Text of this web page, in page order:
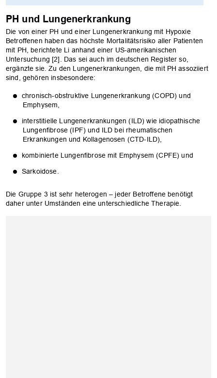
PH und Lungenerkrankung
Die von einer PH und einer Lungenerkrankung mit Hypoxie
Betroffenen haben das höchste Mortalitätsrisiko aller Patienten
mit PH, berichtete Li anhand einer US-amerikanischen
Untersuchung [2]. Das sei auch im deutschen Register so,
ergänzte sie. Zu den Lungenerkrankungen, die mit PH assoziiert
sind, gehören insbesondere:
chronisch-obstruktive Lungenerkrankung (COPD) und
Emphysem,
interstitielle Lungenerkrankungen (ILD) wie idiopathische
Lungenfibrose (IPF) und ILD bei rheumatischen
Erkrankungen und Kollagenosen (CTD-ILD),
kombinierte Lungenfibrose mit Emphysem (CPFE) und
Sarkoidose.
Die Gruppe 3 ist sehr heterogen – jeder Betroffene benötigt
daher unter Umständen eine unterschiedliche Therapie.